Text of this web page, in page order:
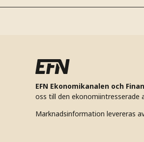
EFN Ekonomikanalen och
oss till den ekonomiintresserade
Marknadsinformation levereras